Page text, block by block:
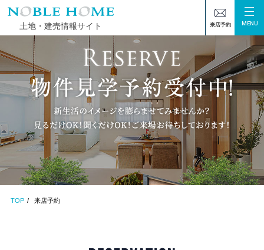
土地・建売情報サイト 来店予約 MENU
TOP 来店予約